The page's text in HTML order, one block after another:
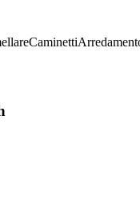
Caminetti